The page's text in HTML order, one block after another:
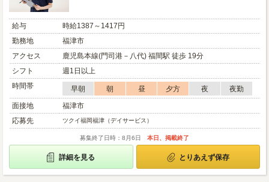
給与
時給1387～1417円
勤務地
福津市
アクセス
鹿児島本線(門司港－八代) 福間駅 徒歩 19分
シフト
週1日以上
時間帯
早朝 朝 昼 夕方 夜
夜勤
面接地
福津市
応募先
ツクイ福岡福津（デイサービス）
募集終了日時：8月6日 本日、掲載終了
詳細を見る とりあえず保存